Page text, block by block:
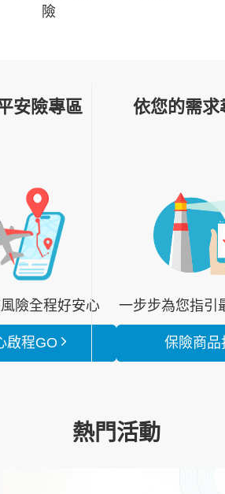
險
安險專區
險全程好安心
啟程GO
依您的需求
一步步為您指引
保險商品
熱門活動